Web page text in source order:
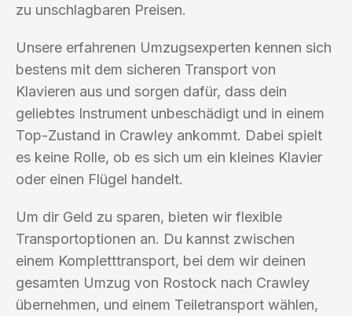
zu unschlagbaren Preisen.
Unsere erfahrenen Umzugsexperten kennen sich
bestens mit dem sicheren Transport von
Klavieren aus und sorgen dafür, dass dein
geliebtes Instrument unbeschädigt und in einem
Top-Zustand in Crawley ankommt. Dabei spielt
es keine Rolle, ob es sich um ein kleines Klavier
oder einen Flügel handelt.
Um dir Geld zu sparen, bieten wir flexible
Transportoptionen an. Du kannst zwischen
einem Kompletttransport, bei dem wir deinen
gesamten Umzug von Rostock nach Crawley
übernehmen, und einem Teiletransport wählen,